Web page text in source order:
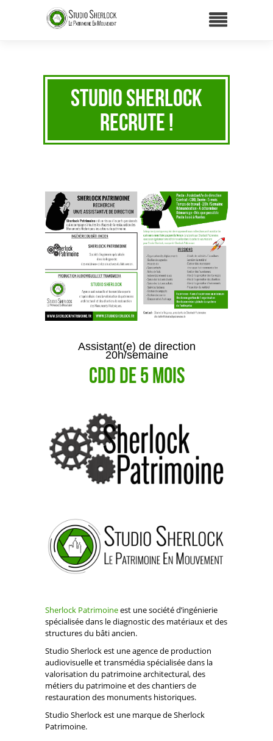
Studio Sherlock
recrute !
Assistant(e) de direction
20h/semaine
CDD de 5 mois
Sherlock Patrimoineest une société d’ingénierie
spécialisée dans le diagnostic des matériaux et des
structures du bâti ancien.
Studio Sherlock est une agence de production
audiovisuelle et transmédia spécialisée dans la
valorisation du patrimoine architectural, des
métiers du patrimoine et des chantiers de
restauration des monuments historiques.
Studio Sherlock est une marque de Sherlock
Patrimoine.